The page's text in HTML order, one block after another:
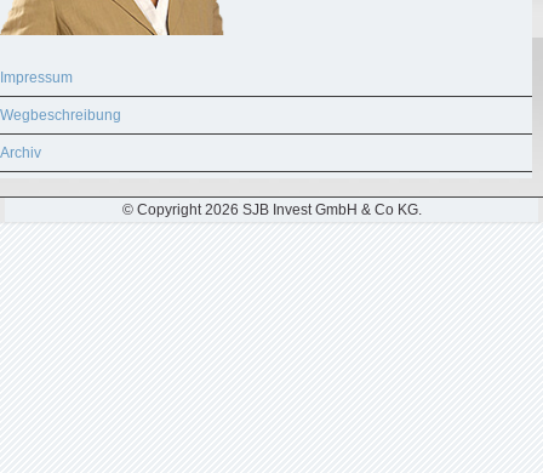
Impressum
Wegbeschreibung
Archiv
© Copyright 2026 SJB Invest GmbH & Co KG.